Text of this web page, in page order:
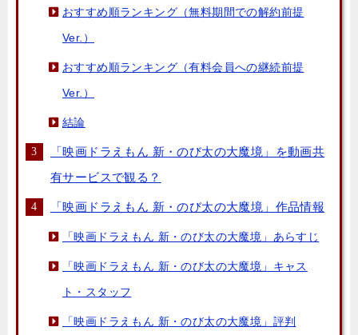
おすすめ順ランキング（無料期間での解約前提
Ver.）
おすすめ順ランキング（有料会員への継続前提
Ver.）
結論
「映画ドラえもん 新・のび太の大魔境」を動画共
有サービスで観る？
「映画ドラえもん 新・のび太の大魔境」作品情報
「映画ドラえもん 新・のび太の大魔境」あらすじ
「映画ドラえもん 新・のび太の大魔境」キャス
ト・スタッフ
「映画ドラえもん 新・のび太の大魔境」評判